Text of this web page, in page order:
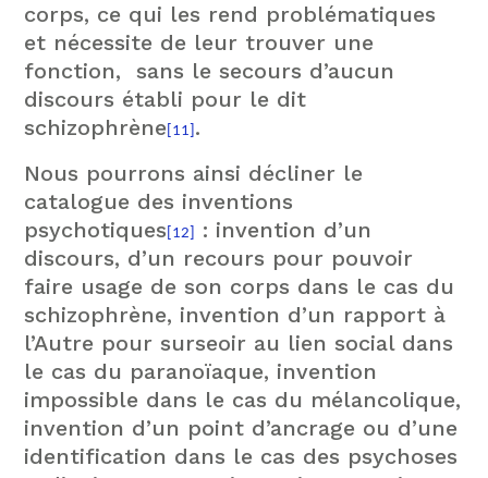
corps, ce qui les rend problématiques
et nécessite de leur trouver une
fonction, sans le secours d’aucun
discours établi pour le dit
schizophrène [11] .
Nous pourrons ainsi décliner le
catalogue des inventions
psychotiques [12]
: invention d’un
discours, d’un recours pour pouvoir
faire usage de son corps dans le cas du
schizophrène, invention d’un rapport à
l’Autre pour surseoir au lien social dans
le cas du paranoïaque, invention
impossible dans le cas du mélancolique,
invention d’un point d’ancrage ou d’une
identification dans le cas des psychoses